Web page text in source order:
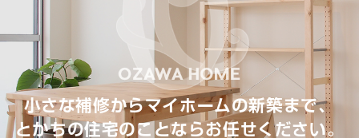
小さな補修からマイホームの新築まで、
とかちの住宅のことならお任せください。